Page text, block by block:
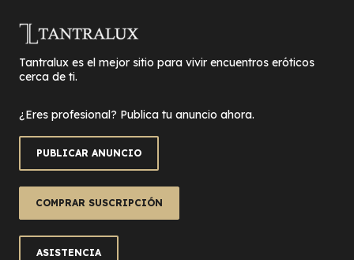
Tantralux es el mejor sitio para vivir encuentros eróticos
cerca de ti.
¿Eres profesional? Publica tu anuncio ahora.
PUBLICAR ANUNCIO
COMPRAR SUSCRIPCIÓN
ASISTENCIA